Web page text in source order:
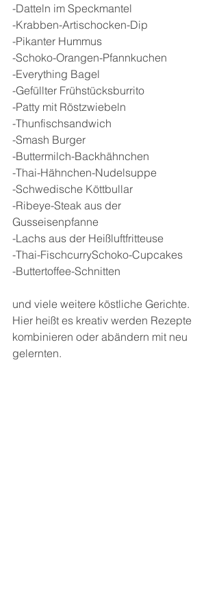
-Datteln im Speckmantel
-Krabben-Artischocken-Dip
-Pikanter Hummus
-Schoko-Orangen-Pfannkuchen
-Everything Bagel
-Gefüllter Frühstücksburrito
-Patty mit Röstzwiebeln
-Thunfischsandwich
-Smash Burger
-Buttermilch-Backhähnchen
-Thai-Hähnchen-Nudelsuppe
-Schwedische Köttbullar
-Ribeye-Steak aus der
Gusseisenpfanne
-Lachs aus der Heißluftfritteuse
-Thai-FischcurrySchoko-Cupcakes
-Buttertoffee-Schnitten
und viele weitere köstliche Gerichte.
Hier heißt es kreativ werden Rezepte
kombinieren oder abändern mit neu
gelernten.